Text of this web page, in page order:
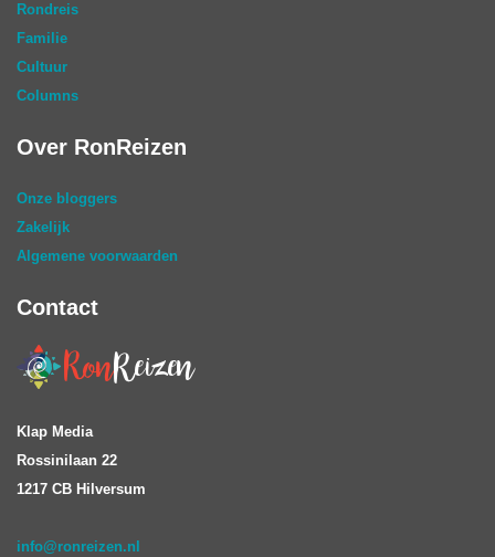
Rondreis
Familie
Cultuur
Columns
Over RonReizen
Onze bloggers
Zakelijk
Algemene voorwaarden
Contact
Klap Media
Rossinilaan 22
1217 CB Hilversum
info@ronreizen.nl